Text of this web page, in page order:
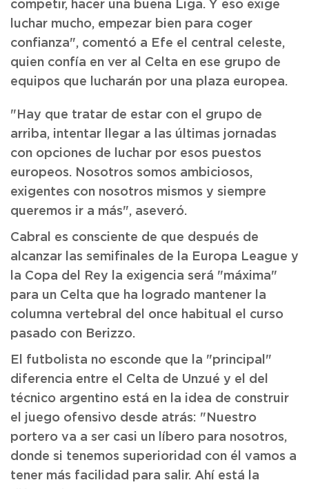
competir, hacer una buena Liga. Y eso exige
luchar mucho, empezar bien para coger
confianza", comentó a Efe el central celeste,
quien confía en ver al Celta en ese grupo de
equipos que lucharán por una plaza europea.
"Hay que tratar de estar con el grupo de
arriba, intentar llegar a las últimas jornadas
con opciones de luchar por esos puestos
europeos. Nosotros somos ambiciosos,
exigentes con nosotros mismos y siempre
queremos ir a más", aseveró.
Cabral es consciente de que después de
alcanzar las semifinales de la Europa League y
la Copa del Rey la exigencia será "máxima"
para un Celta que ha logrado mantener la
columna vertebral del once habitual el curso
pasado con Berizzo.
El futbolista no esconde que la "principal"
diferencia entre el Celta de Unzué y el del
técnico argentino está en la idea de construir
el juego ofensivo desde atrás: "Nuestro
portero va a ser casi un líbero para nosotros,
donde si tenemos superioridad con él vamos a
tener más facilidad para salir. Ahí está la